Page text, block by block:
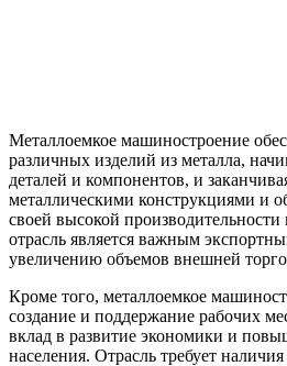
Металлоемкое машиностроение
различных изделий из металла,
деталей и компонентов, и
металлическими конструкциями и
своей высокой производительности
отрасль является важным
увеличению объемов внешней
Кроме того, металлоемкое
создание и поддержание рабочих
вклад в развитие экономики и
населения. Отрасль требует